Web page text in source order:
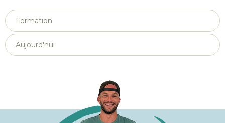
Formation
Aujourd'hui